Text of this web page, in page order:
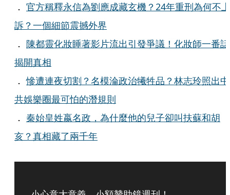
． 官方稱釋永信為劉應成藏玄機？24年重刑為何不上
訴？一個細節震撼外界
． 陳都靈化妝睡著影片流出引發爭議！化妝師一番話
揭開真相
．慘遭連夜切割？名模淪政治犧牲品？林志玲照出中
共娛樂圈最可怕的潛規則
． 秦始皇姓嬴名政，為什麼他的兒子卻叫扶蘇和胡
亥？真相藏了兩千年